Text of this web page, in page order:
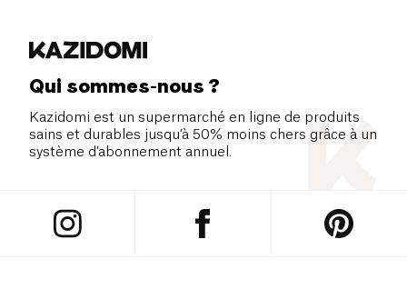
Qui sommes-nous ?
Kazidomi est un supermarché en ligne de produits
sains et durables jusqu’à 50% moins chers grâce à un
système d’abonnement annuel.